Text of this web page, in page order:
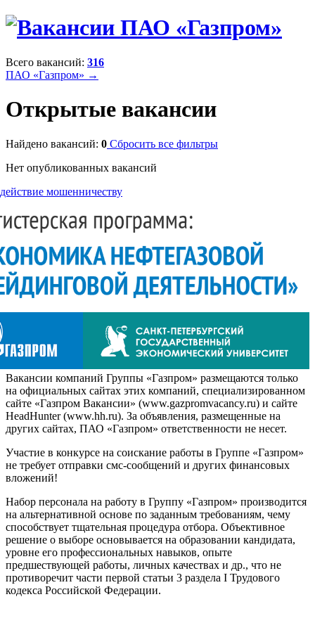
Всего вакансий: 316
ПАО «Газпром» →
Открытые вакансии
Найдено вакансий: 0 Сбросить все фильтры
Нет опубликованных вакансий
мошенничеству
Вакансии компаний Группы «Газпром» размещаются только
на официальных сайтах этих компаний, специализированном
сайте «Газпром Вакансии» (www.gazpromvacancy.ru) и сайте
HeadHunter (www.hh.ru). За объявления, размещенные на
других сайтах, ПАО «Газпром» ответственности не несет.
Участие в конкурсе на соискание работы в Группе «Газпром»
не требует отправки смс-сообщений и других финансовых
вложений!
Набор персонала на работу в Группу «Газпром» производится
на альтернативной основе по заданным требованиям, чему
способствует тщательная процедура отбора. Объективное
решение о выборе основывается на образовании кандидата,
уровне его профессиональных навыков, опыте
предшествующей работы, личных качествах и др., что не
противоречит части первой статьи 3 раздела I Трудового
кодекса Российской Федерации.